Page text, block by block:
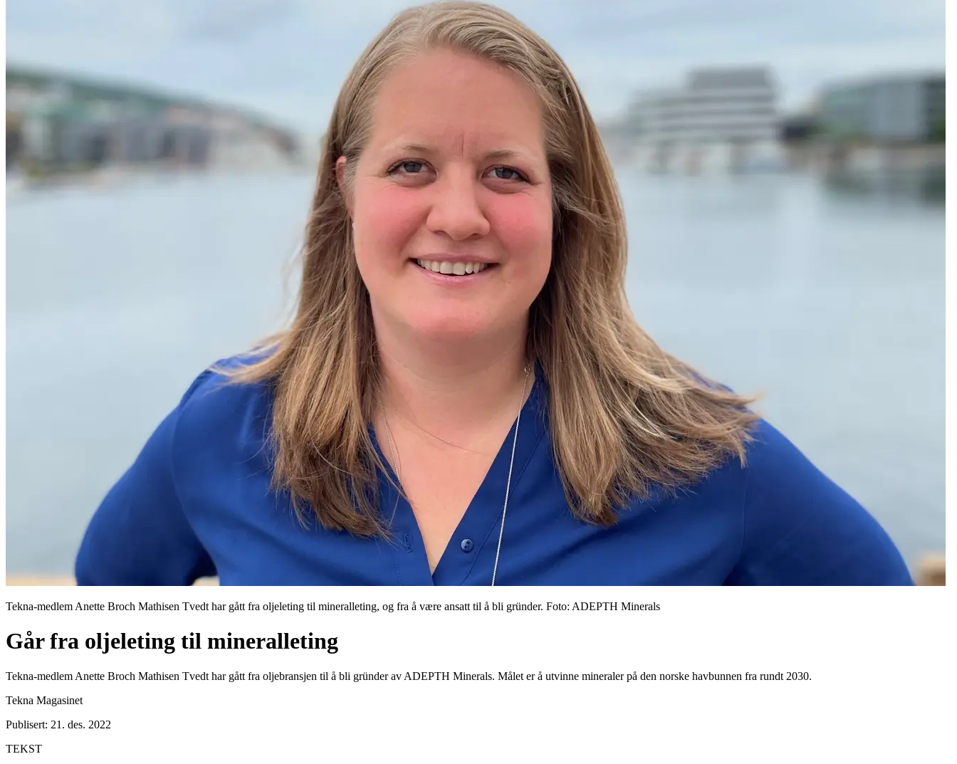
Tekna-medlem Anette Broch Mathisen Tvedt har gått fra oljeleting til mineralleting, og fra å være ansatt til å bli gründer. Foto: ADEPTH Minerals
Går fra oljeleting til mineralleting
Tekna-medlem Anette Broch Mathisen Tvedt har gått fra oljebransjen til å bli gründer av ADEPTH Minerals. Målet er å utvinne mineraler på den norske havbunnen fra rundt 2030.
Tekna Magasinet
Publisert: 21. des. 2022
TEKST